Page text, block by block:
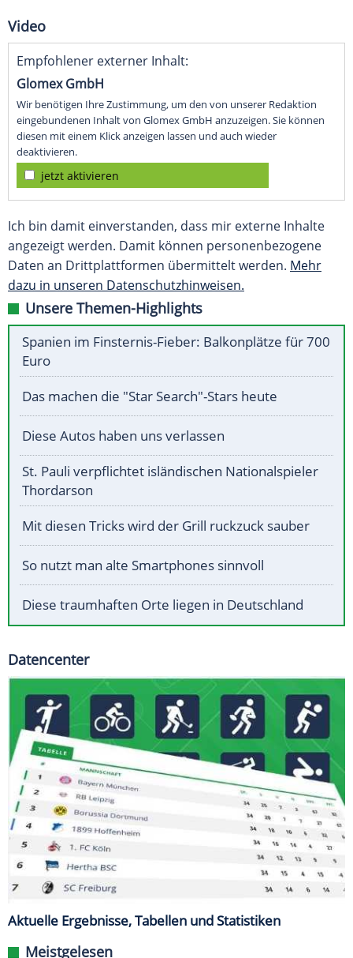
Video
Empfohlener externer Inhalt:
Glomex GmbH
Wir benötigen Ihre Zustimmung, um den von unserer Redaktion
eingebundenen Inhalt von Glomex GmbH anzuzeigen. Sie können
diesen mit einem Klick anzeigen lassen und auch wieder
deaktivieren.
jetzt aktivieren
Ich bin damit einverstanden, dass mir externe Inhalte
angezeigt werden. Damit können personenbezogene
Daten an Drittplattformen übermittelt werden. Mehr
dazu in unseren Datenschutzhinweisen.
Unsere Themen-Highlights
Spanien im Finsternis-Fieber: Balkonplätze für 700
Euro
Das machen die "Star Search"-Stars heute
Diese Autos haben uns verlassen
St. Pauli verpflichtet isländischen Nationalspieler
Thordarson
Mit diesen Tricks wird der Grill ruckzuck sauber
So nutzt man alte Smartphones sinnvoll
Diese traumhaften Orte liegen in Deutschland
Datencenter
Aktuelle Ergebnisse, Tabellen und Statistiken
Meistgelesen